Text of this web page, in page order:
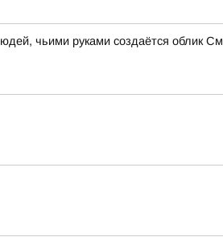
чьими руками создаётся облик